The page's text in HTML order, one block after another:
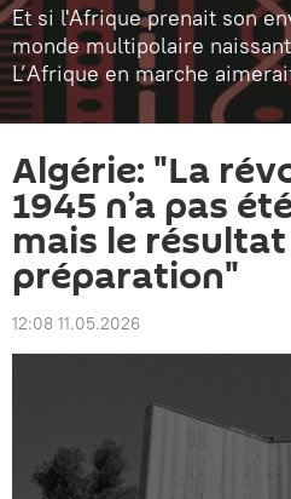
Et si l'Afrique prenait son
monde multipolaire
L’Afrique en marche
Algérie: "La
1945 n’a pas
mais le résultat
préparation"
12:08 11.05.2026